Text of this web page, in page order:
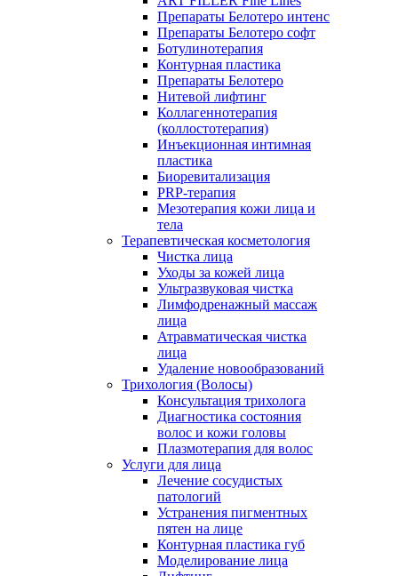
Препараты Белотеро интенс
Препараты Белотеро софт
Ботулинотерапия
Контурная пластика
Препараты Белотеро
Нитевой лифтинг
Коллагеннотерапия
(коллостотерапия)
Инъекционная интимная
пластика
Биоревитализация
PRP-терапия
Мезотерапия кожи лица и
тела
Терапевтическая косметология
Чистка лица
Уходы за кожей лица
Ультразвуковая чистка
Лимфодренажный массаж
лица
Атравматическая чистка
лица
Удаление новообразований
Трихология (Волосы)
Консультация трихолога
Диагностика состояния
волос и кожи головы
Плазмотерапия для волос
Услуги для лица
Лечение сосудистых
патологий
Устранения пигментных
пятен на лице
Контурная пластика губ
Моделирование лица